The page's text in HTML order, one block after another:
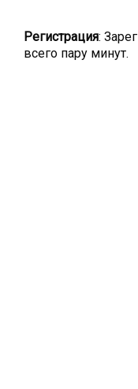
Регистрация:
всего пару минут.